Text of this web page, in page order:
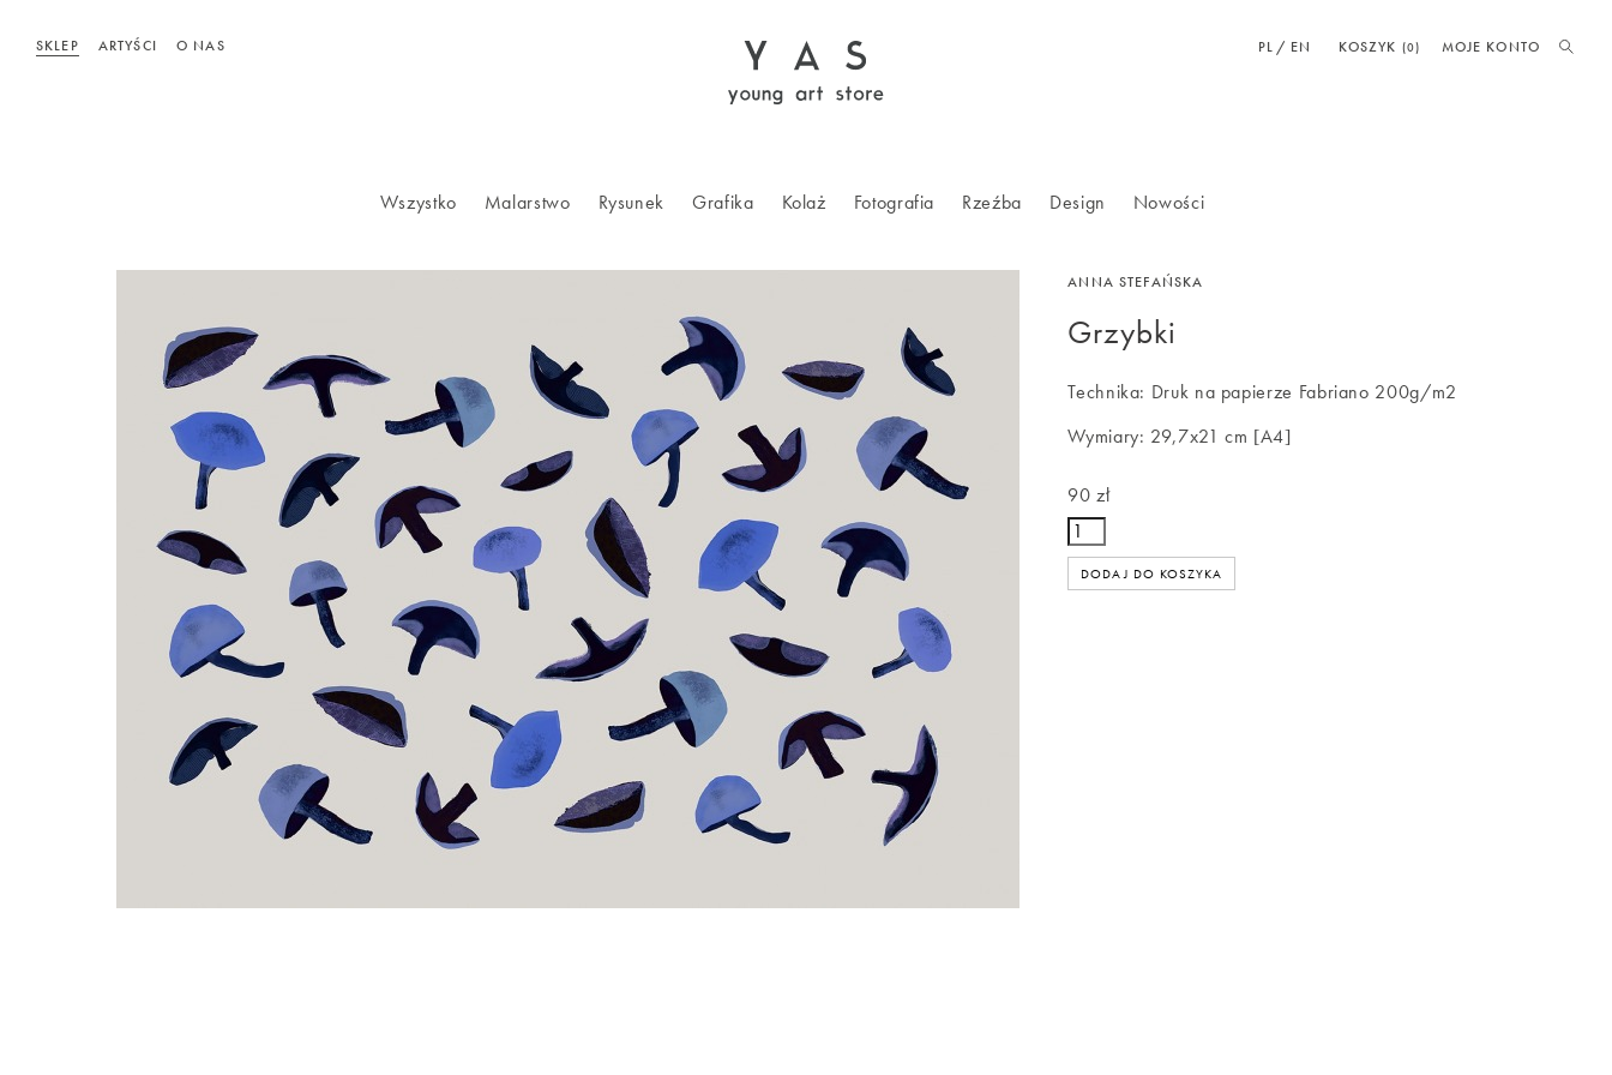
SKLEP ARTYŚCI O NAS MOJE KONTO
PL EN KOSZYK (0)
Wszystko Malarstwo Rysunek Grafika Kolaż Fotografia Rzeźba Design Nowości
ANNA STEFAŃSKA
Grzybki
Technika: Druk na papierze Fabriano 200g/m2
Wymiary: 29,7x21 cm [A4]
90 zł
DODAJ DO KOSZYKA